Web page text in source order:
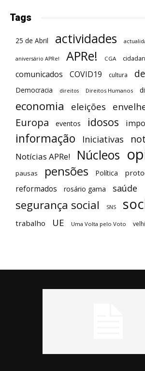
Tags
25 de Abril actividades
aniversário APRe! APRe! CGA
comunicados COVID19 cultura
Democracia direitos Direitos Humanos
economia eleições
Europa eventos idosos
informação Iniciativas
Notícias APRe! Núcleos
pausas pensões Política
reformados rosário gama saúde
segurança social SNS
trabalho UE Uma Volta pelo Voto